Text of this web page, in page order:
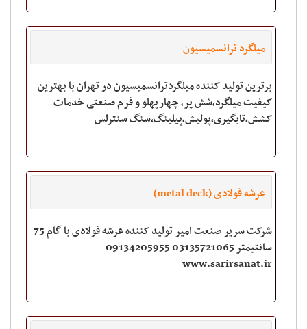
میلگرد ترانسمیسیون
برترین تولید کننده میلگردترانسمیسیون در تهران با بهترین
کیفیت میلگرد،شش پر، چهارپهلو و فرم صنعتی خدمات
کشش،تابگیری،پولیش،پیلینگ،سنگ سنترلس
عرشه فولادی (metal deck)
شرکت سریر صنعت امیر تولید کننده عرشه فولادی با گام 75
سانتیمتر 03135721065 09134205955
www.sarirsanat.ir